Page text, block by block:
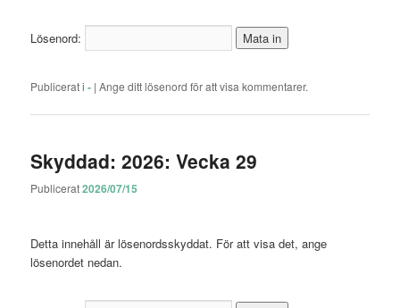
Lösenord:
Publicerat i - |Ange ditt lösenord för att visa kommentarer.
Skyddad: 2026: Vecka 29
Publicerat2026/07/15
Detta innehåll är lösenordsskyddat. För att visa det, ange
lösenordet nedan.